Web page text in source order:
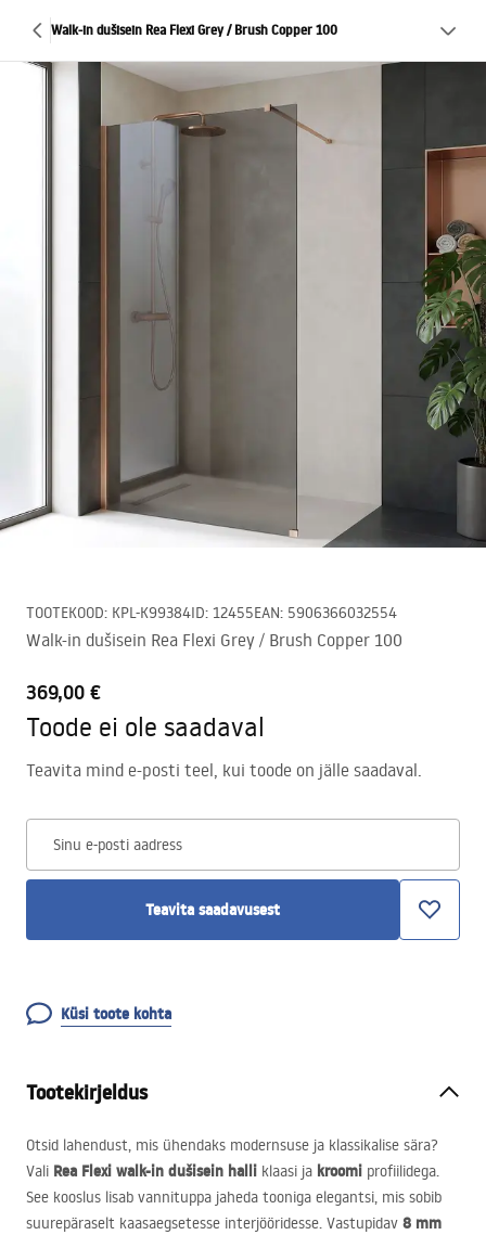
Walk-in dušisein Rea Flexi Grey / Brush Copper 100
TOOTEKOOD: KPL-K99384ID: 12455EAN: 5906366032554
Walk-in dušisein Rea Flexi Grey / Brush Copper 100
369,00 €
Toode ei ole saadaval
Teavita mind e-posti teel, kui toode on jälle saadaval.
Sinu e-posti aadress
Teavita saadavusest
Küsi toote kohta
Tootekirjeldus
Otsid lahendust, mis ühendaks modernsuse ja klassikalise sära?
Vali Rea Flexi walk-in dušisein halli klaasi ja kroomi profiilidega.
See kooslus lisab vannituppa jaheda tooniga elegantsi, mis sobib
suurepäraselt kaasaegsetesse interjööridesse. Vastupidav 8 mm